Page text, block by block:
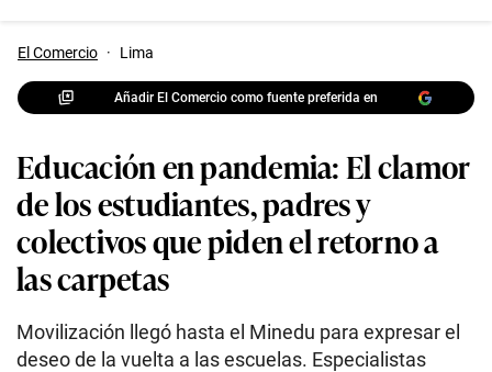
El Comercio · Lima
Añadir El Comercio como fuente preferida en
Educación en pandemia: El clamor
de los estudiantes, padres y
colectivos que piden el retorno a
las carpetas
Movilización llegó hasta el Minedu para expresar el
deseo de la vuelta a las escuelas. Especialistas